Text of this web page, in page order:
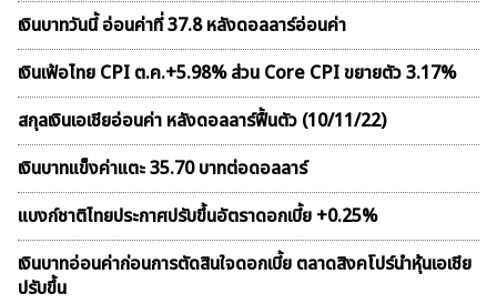
เงินบาทวันนี้ อ่อนค่าที่ 37.8 หลังดอลลาร์อ่อนค่า
เงินเฟ้อไทย CPI ต.ค.+5.98% ส่วน Core CPI ขยายตัว 3.17%
สกุลเงินเอเชียอ่อนค่า หลังดอลลาร์ฟื้นตัว (10/11/22)
เงินบาทแข็งค่าแตะ 35.70 บาทต่อดอลลาร์
แบงก์ชาติไทยประกาศปรับขึ้นอัตราดอกเบี้ย +0.25%
เงินบาทอ่อนค่าก่อนการตัดสินใจดอกเบี้ย ตลาดสิงคโปร์นำหุ้นเอเชีย
ปรับขึ้น